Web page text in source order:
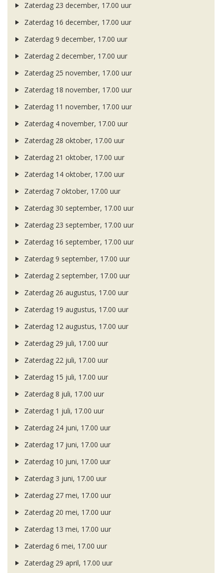
Zaterdag 23 december, 17.00 uur
Zaterdag 16 december, 17.00 uur
Zaterdag 9 december, 17.00 uur
Zaterdag 2 december, 17.00 uur
Zaterdag 25 november, 17.00 uur
Zaterdag 18 november, 17.00 uur
Zaterdag 11 november, 17.00 uur
Zaterdag 4 november, 17.00 uur
Zaterdag 28 oktober, 17.00 uur
Zaterdag 21 oktober, 17.00 uur
Zaterdag 14 oktober, 17.00 uur
Zaterdag 7 oktober, 17.00 uur
Zaterdag 30 september, 17.00 uur
Zaterdag 23 september, 17.00 uur
Zaterdag 16 september, 17.00 uur
Zaterdag 9 september, 17.00 uur
Zaterdag 2 september, 17.00 uur
Zaterdag 26 augustus, 17.00 uur
Zaterdag 19 augustus, 17.00 uur
Zaterdag 12 augustus, 17.00 uur
Zaterdag 29 juli, 17.00 uur
Zaterdag 22 juli, 17.00 uur
Zaterdag 15 juli, 17.00 uur
Zaterdag 8 juli, 17.00 uur
Zaterdag 1 juli, 17.00 uur
Zaterdag 24 juni, 17.00 uur
Zaterdag 17 juni, 17.00 uur
Zaterdag 10 juni, 17.00 uur
Zaterdag 3 juni, 17.00 uur
Zaterdag 27 mei, 17.00 uur
Zaterdag 20 mei, 17.00 uur
Zaterdag 13 mei, 17.00 uur
Zaterdag 6 mei, 17.00 uur
Zaterdag 29 april, 17.00 uur